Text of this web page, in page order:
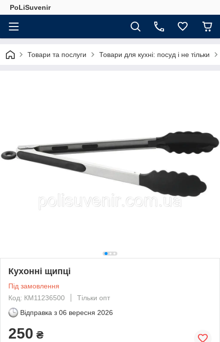
PoLiSuvenir
Товари та послуги Товари для кухні: посуд і не тільки
Кухонні щипці
Під замовлення
Код: КМ11236500
Тільки опт
Відправка з 06 вересня 2026
250 ₴